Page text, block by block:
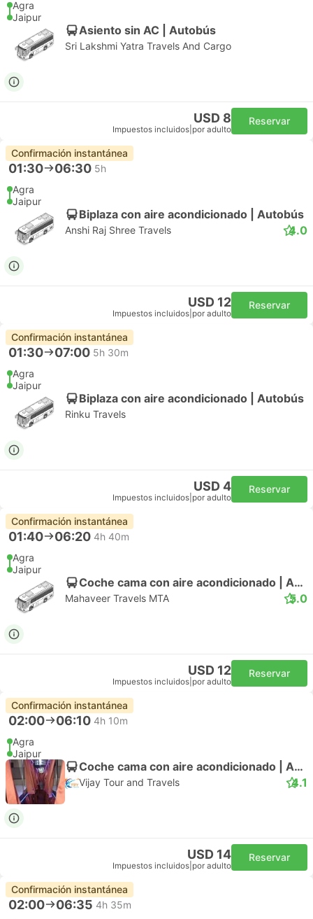
Agra
Jaipur
Asiento sin AC | Autobús
Sri Lakshmi Yatra Travels And Cargo
USD 8
Impuestos incluidos por adulto
Reservar
Confirmación instantánea
01:30 06:30 5h
Agra
Jaipur
Biplaza con aire acondicionado | Autobús
Anshi Raj Shree Travels 4.0
USD 12
Impuestos incluidos por adulto
Reservar
Confirmación instantánea
01:30 07:00 5h 30m
Agra
Jaipur
Biplaza con aire acondicionado | Autobús
Rinku Travels
USD 4
Impuestos incluidos por adulto
Reservar
Confirmación instantánea
01:40 06:20 4h 40m
Agra
Jaipur
Coche cama con aire acondicionado | Autobús
Mahaveer Travels MTA 5.0
USD 12
Impuestos incluidos por adulto
Reservar
Confirmación instantánea
02:00 06:10 4h 10m
Agra
Jaipur
Coche cama con aire acondicionado | Autobús
Vijay Tour and Travels 4.1
USD 14
Impuestos incluidos por adulto
Reservar
Confirmación instantánea
02:00 06:35 4h 35m